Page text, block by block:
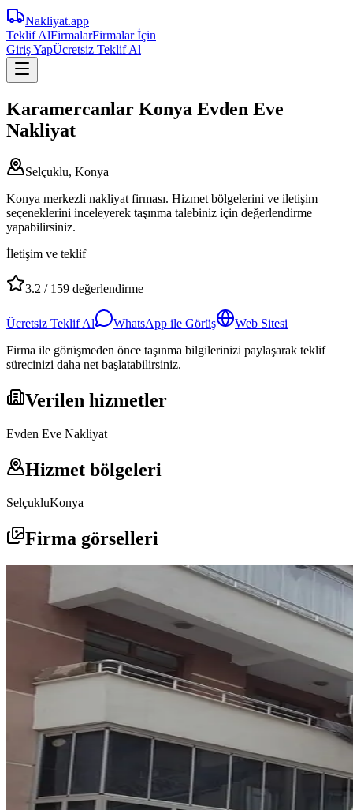
Nakliyat.app
Teklif AlFirmalarFirmalar İçin
Giriş YapÜcretsiz Teklif Al
Karamercanlar Konya Evden Eve
Nakliyat
Selçuklu, Konya
Konya merkezli nakliyat firması. Hizmet bölgelerini ve iletişim
seçeneklerini inceleyerek taşınma talebiniz için değerlendirme
yapabilirsiniz.
İletişim ve teklif
3.2 / 159 değerlendirme
Ücretsiz Teklif Al WhatsApp ile Görüş
Web Sitesi
Firma ile görüşmeden önce taşınma bilgilerinizi paylaşarak teklif
sürecinizi daha net başlatabilirsiniz.
Verilen hizmetler
Evden Eve Nakliyat
Hizmet bölgeleri
SelçukluKonya
Firma görselleri